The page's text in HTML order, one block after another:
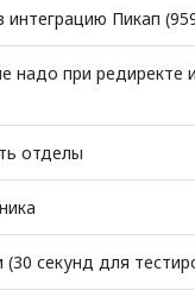
Пикап
надо при
отделы
секунд для